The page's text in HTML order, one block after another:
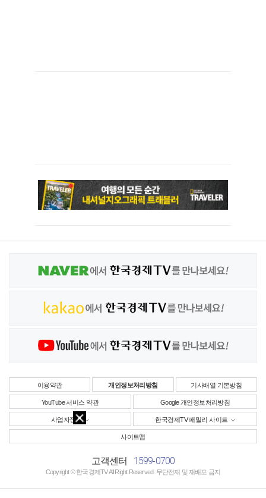
이용약관 개인정보처리방침 기사배열 기본방침
YouTube 서비스 약관 Google 개인정보처리방침
사업자정보 한국경제TV 패밀리 사이트
사이트맵
고객센터 1599-0700
Copyright © 한국경제TV All Right Reserved. 무단전재 및 재배포 금지